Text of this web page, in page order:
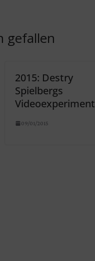
gefallen
2015: Destry
Spielbergs
Videoexperiment
09/01/2015